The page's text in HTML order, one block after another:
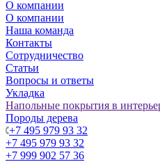
О компании
О компании
Наша команда
Контакты
Сотрудничество
Статьи
Вопросы и ответы
Укладка
Напольные покрытия в
Породы дерева
+7 495 979 93 32
+7 495 979 93 32
+7 999 902 57 36